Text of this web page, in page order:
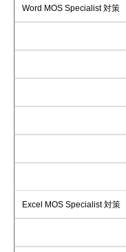
Word MOS Specialist 対策
Excel MOS Specialist 対策